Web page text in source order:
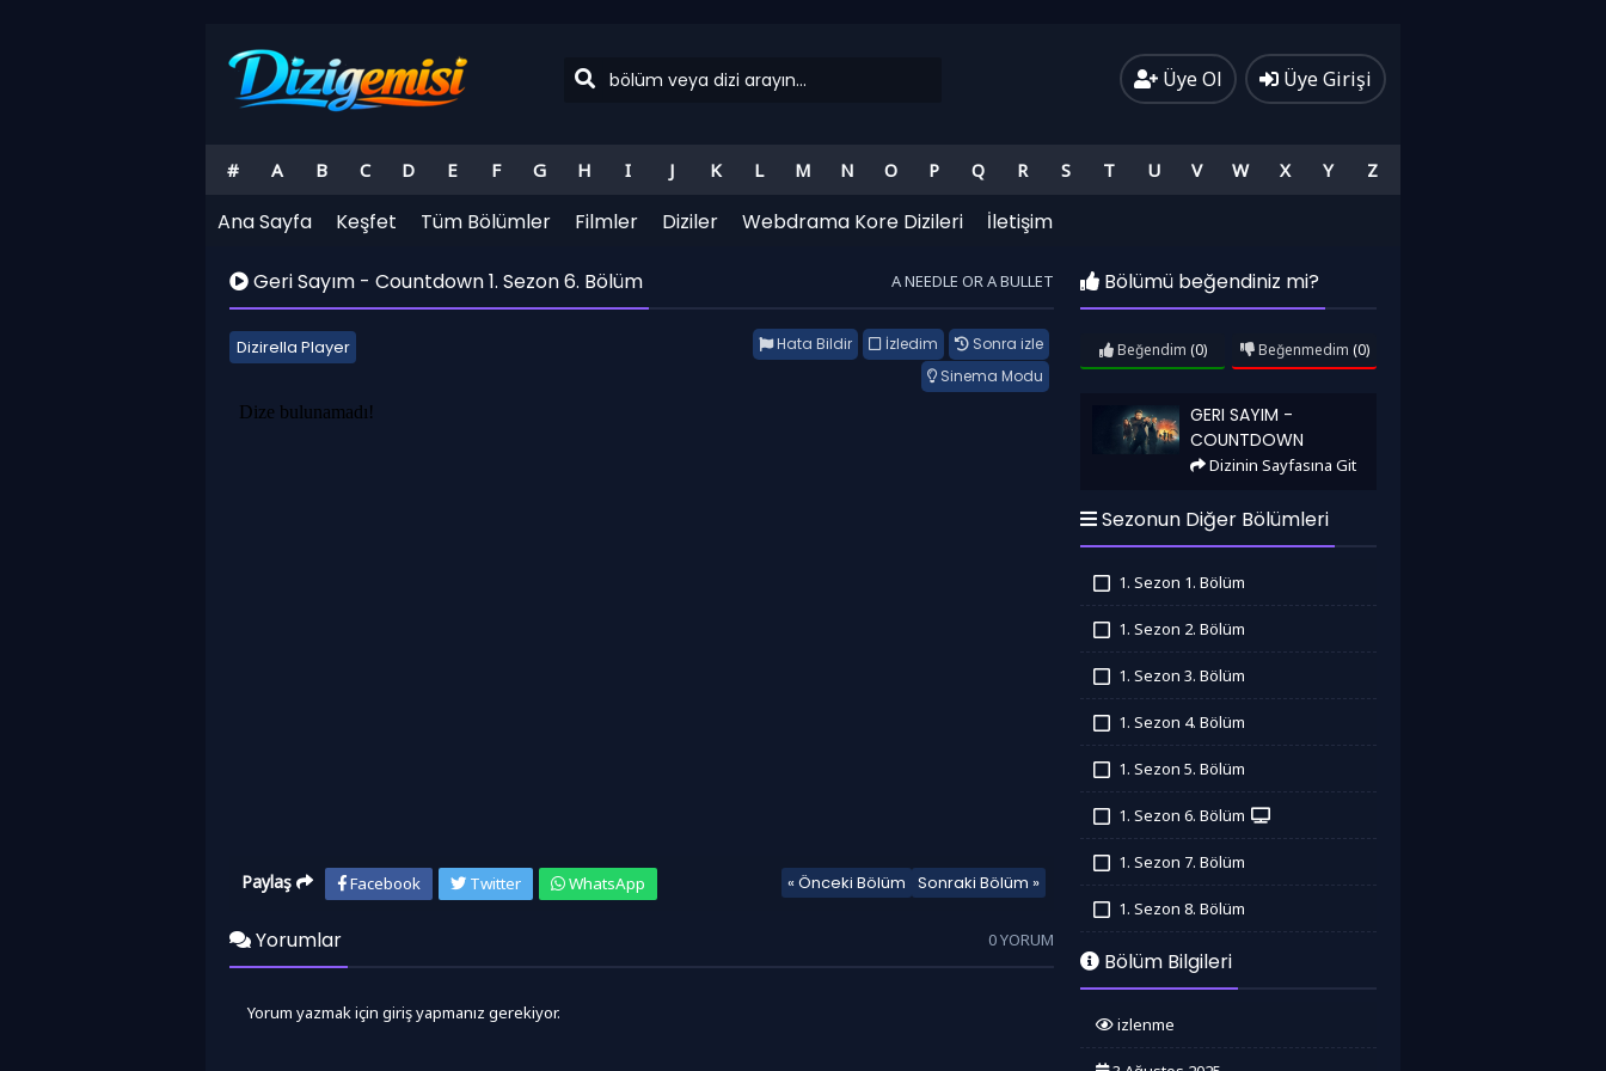
Üye Ol Üye Girişi
# A B C D E F G H I J K L M N O P Q R S T U V W X Y Z
Ana Sayfa Keşfet Tüm Bölümler Filmler Diziler Webdrama Kore Dizileri İletişim
Geri Sayım - Countdown 1. Sezon 6. Bölüm A NEEDLE OR A BULLET
Dizirella Player Sonra izle
İzledim
Hata Bildir
Sinema Modu
Paylaş Facebook Twitter WhatsApp « Önceki Bölüm Sonraki Bölüm »
Bölümü beğendiniz mi?
Beğendim (0) Beğenmedim (0)
GERI SAYIM -
COUNTDOWN
Dizinin Sayfasına Git
Sezonun Diğer Bölümleri
1. Sezon 1. Bölüm
1. Sezon 2. Bölüm
1. Sezon 3. Bölüm
1. Sezon 4. Bölüm
1. Sezon 5. Bölüm
1. Sezon 6. Bölüm
1. Sezon 7. Bölüm
1. Sezon 8. Bölüm
Bölüm Bilgileri
izlenme
Yorumlar 0 YORUM
Yorum yazmak için giriş yapmanız gerekiyor.